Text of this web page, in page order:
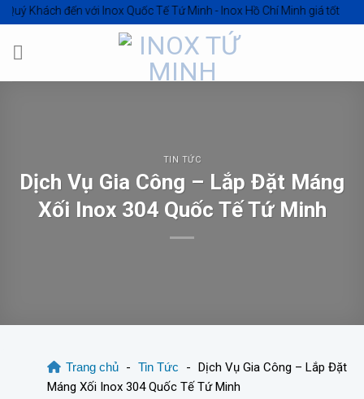
Skip
to
content
đến vớiInox Quốc Tế Tứ Minh - Inox Hồ Chí Minh giá tốt
TIN TỨC
Dịch Vụ Gia Công – Lắp Đặt Máng
Xối Inox 304 Quốc Tế Tứ Minh
Trang chủ - Tin Tức - Dịch Vụ Gia Công – Lắp Đặt
Máng Xối Inox 304 Quốc Tế Tứ Minh